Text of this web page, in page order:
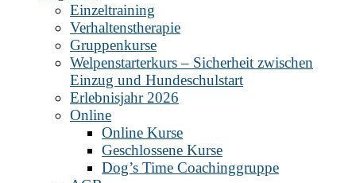
Einzeltraining
Verhaltenstherapie
Gruppenkurse
Welpenstarterkurs – Sicherheit zwischen
Einzug und Hundeschulstart
Erlebnisjahr 2026
Online
Online Kurse
Geschlossene Kurse
Dog’s Time Coachinggruppe